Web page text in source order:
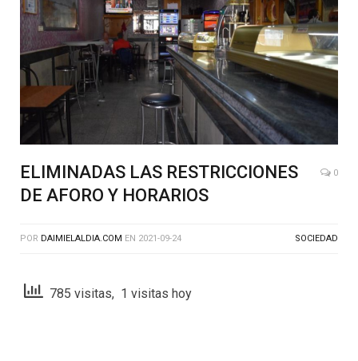
ELIMINADAS LAS RESTRICCIONES
DE AFORO Y HORARIOS
0
POR DAIMIELALDIA.COM EN 2021-09-24 SOCIEDAD
785 visitas, 1 visitas hoy